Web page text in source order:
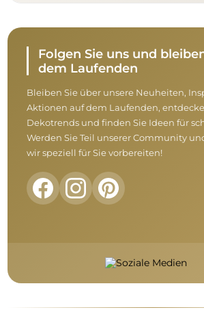
Folgen Sie uns und
dem Laufenden
Bleiben Sie über unsere Neuheiten,
Aktionen auf dem Laufenden,
Dekotrends und finden Sie Ideen für
Werden Sie Teil unserer Community
wir speziell für Sie vorbereiten!